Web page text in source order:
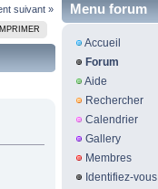
suivant »
IMPRIMER
Menu forum
Accueil
Forum
Aide
Rechercher
Calendrier
Gallery
Membres
Identifiez-vous